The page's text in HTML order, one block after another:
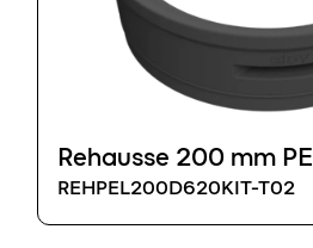
Rehausse 200 mm PE
REHPEL200D620KIT-T02